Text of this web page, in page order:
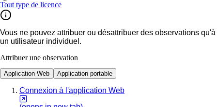
Tout type de licence
Vous ne pouvez attribuer ou désattribuer des observations qu'à
un utilisateur individuel.
Attribuer une observation
Application Web Application portable
Connexion à l'application Web